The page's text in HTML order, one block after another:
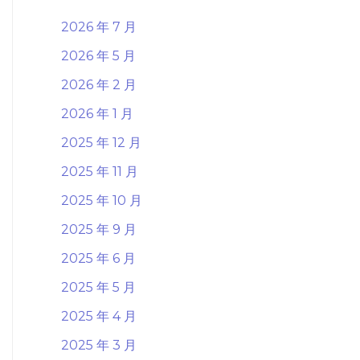
2026 年 7 月
2026 年 5 月
2026 年 2 月
2026 年 1 月
2025 年 12 月
2025 年 11 月
2025 年 10 月
2025 年 9 月
2025 年 6 月
2025 年 5 月
2025 年 4 月
2025 年 3 月